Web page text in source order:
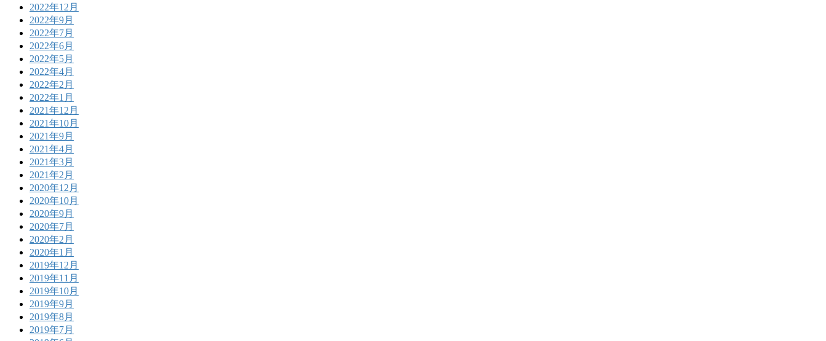
2022年12月
2022年9月
2022年7月
2022年6月
2022年5月
2022年4月
2022年2月
2022年1月
2021年12月
2021年10月
2021年9月
2021年4月
2021年3月
2021年2月
2020年12月
2020年10月
2020年9月
2020年7月
2020年2月
2020年1月
2019年12月
2019年11月
2019年10月
2019年9月
2019年8月
2019年7月